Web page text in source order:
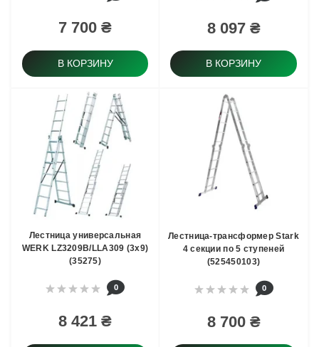
7 700 ₴
В КОРЗИНУ
8 097 ₴
В КОРЗИНУ
Лестница универсальная
WERK LZ3209B/LLA309 (3х9)
(35275)
0
8 421 ₴
Лестница-трансформер Stark
4 секции по 5 ступеней
(525450103)
0
8 700 ₴